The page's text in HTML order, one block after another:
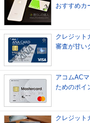
おすすめカ
クレジット
審査が甘い
アコムAC
ためのポイ
クレジット